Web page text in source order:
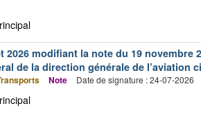
2026 modifiant la note du 19 novembre
de la direction générale de l’aviation
Note Date de signature : 24-07-2026